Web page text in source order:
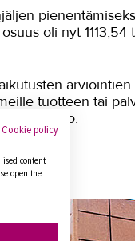
oli nyt
tuotteen tai
kertoo.
Cookie policy
content
open the